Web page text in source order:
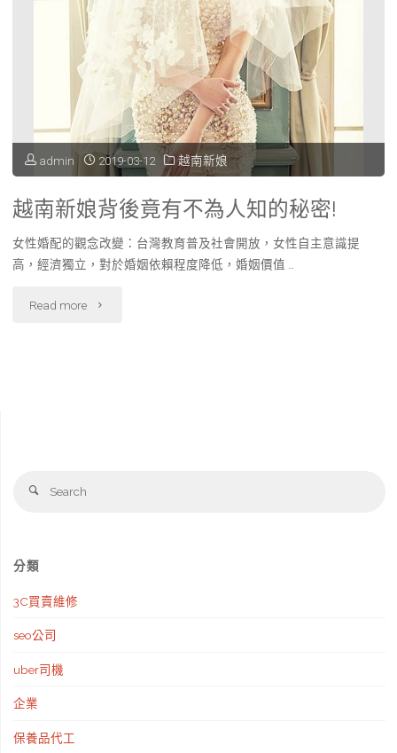
北
麗
任
您
挑
選!"
admin 2019-03-12 越南新娘
越南新娘背後竟有不為人知的秘密!
女性婚配的觀念改變：台灣教育普及社會開放，女性自主意識提
高，經濟獨立，對於婚姻依賴程度降低，婚姻價值 …
Read more "越
Search
分類
3C買賣維修
seo公司
uber司機
企業
保養品代工